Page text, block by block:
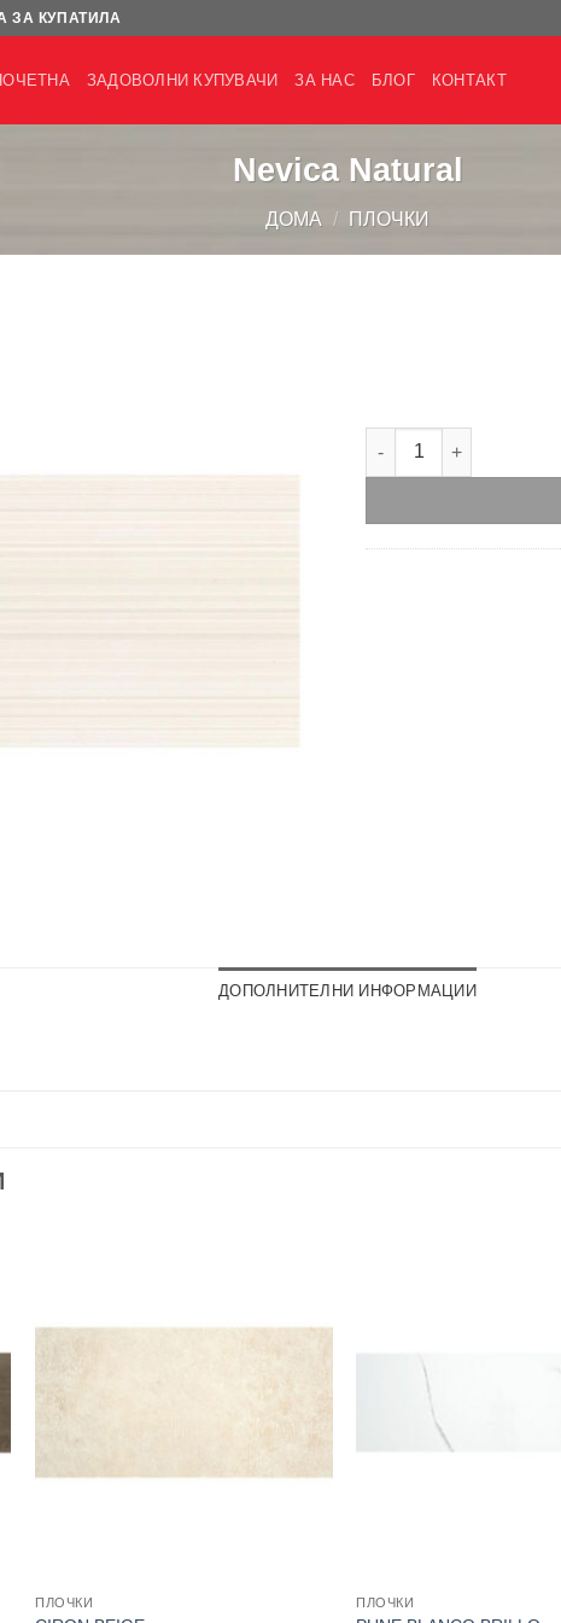
ЗА КУПАТИЛА
ЗАДОВОЛНИ КУПУВАЧИ ЗА НАС БЛОГ КОНТАКТ
Nevica Natural
ДОМА / ПЛОЧКИ
Nevica Natural количина
ДОПОЛНИТЕЛНИ ИНФОРМАЦИИ
ПЛОЧКИ ПЛОЧКИ